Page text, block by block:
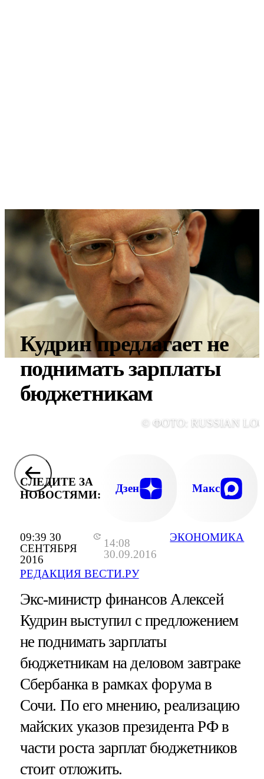
09:39 30
СЕНТЯБРЯ
2016
14:08
30.09.2016
РЕДАКЦИЯ ВЕСТИ.РУ
ЭКОНОМИКА
Кудрин предлагает не
поднимать зарплаты
бюджетникам
© ФОТО: RUSSIAN
СЛЕДИТЕ ЗА
НОВОСТЯМИ:
Дзен Макс
Экс-министр финансов Алексей
Кудрин выступил с предложением
не поднимать зарплаты
бюджетникам на деловом завтраке
Сбербанка в рамках форума в
Сочи. По его мнению, реализацию
майских указов президента РФ в
части роста зарплат бюджетников
стоит отложить.